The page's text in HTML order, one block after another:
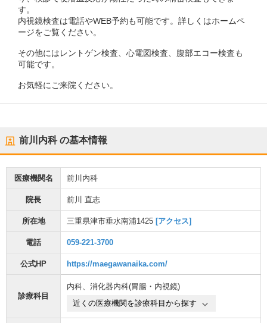
す。
内視鏡検査は電話やWEB予約も可能です。詳しくはホームペ
ージをご覧ください。
その他にはレントゲン検査、心電図検査、腹部エコー検査も
可能です。
お気軽にご来院ください。
前川内科の基本情報
医療機関名 前川内科
院長 前川 直志
所在地 三重県津市垂水南浦1425 [アクセス]
電話 059-221-3700
公式HP https://maegawanaika.com/
診療科目
内科、 消化器内科(胃腸・内視鏡)
近くの医療機関を診療科目から探す